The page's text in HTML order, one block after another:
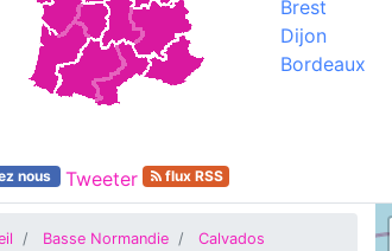
Brest
Dijon
Bordeaux
nous Tweeter flux RSS
Basse Normandie
Calvados